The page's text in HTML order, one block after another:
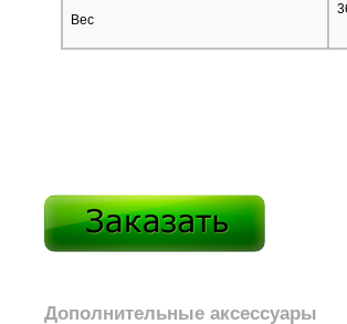
Вес
Дополнительные аксессуары